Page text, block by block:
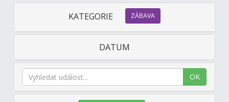
kontakt
KATEGORIE ZÁBAVA
DATUM
OK